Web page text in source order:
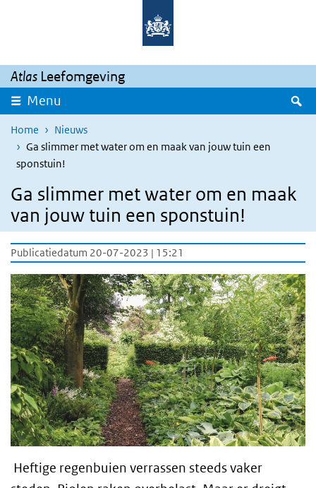
Overslaan en naar de inhoud gaan
Atlas Leefomgeving
Menu
Home
Nieuws
Ga slimmer met water om en maak van jouw tuin een
sponstuin!
Ga slimmer met water om en maak
van jouw tuin een sponstuin!
Publicatiedatum 20-07-2023 | 15:21
Heftige regenbuien verrassen steeds vaker